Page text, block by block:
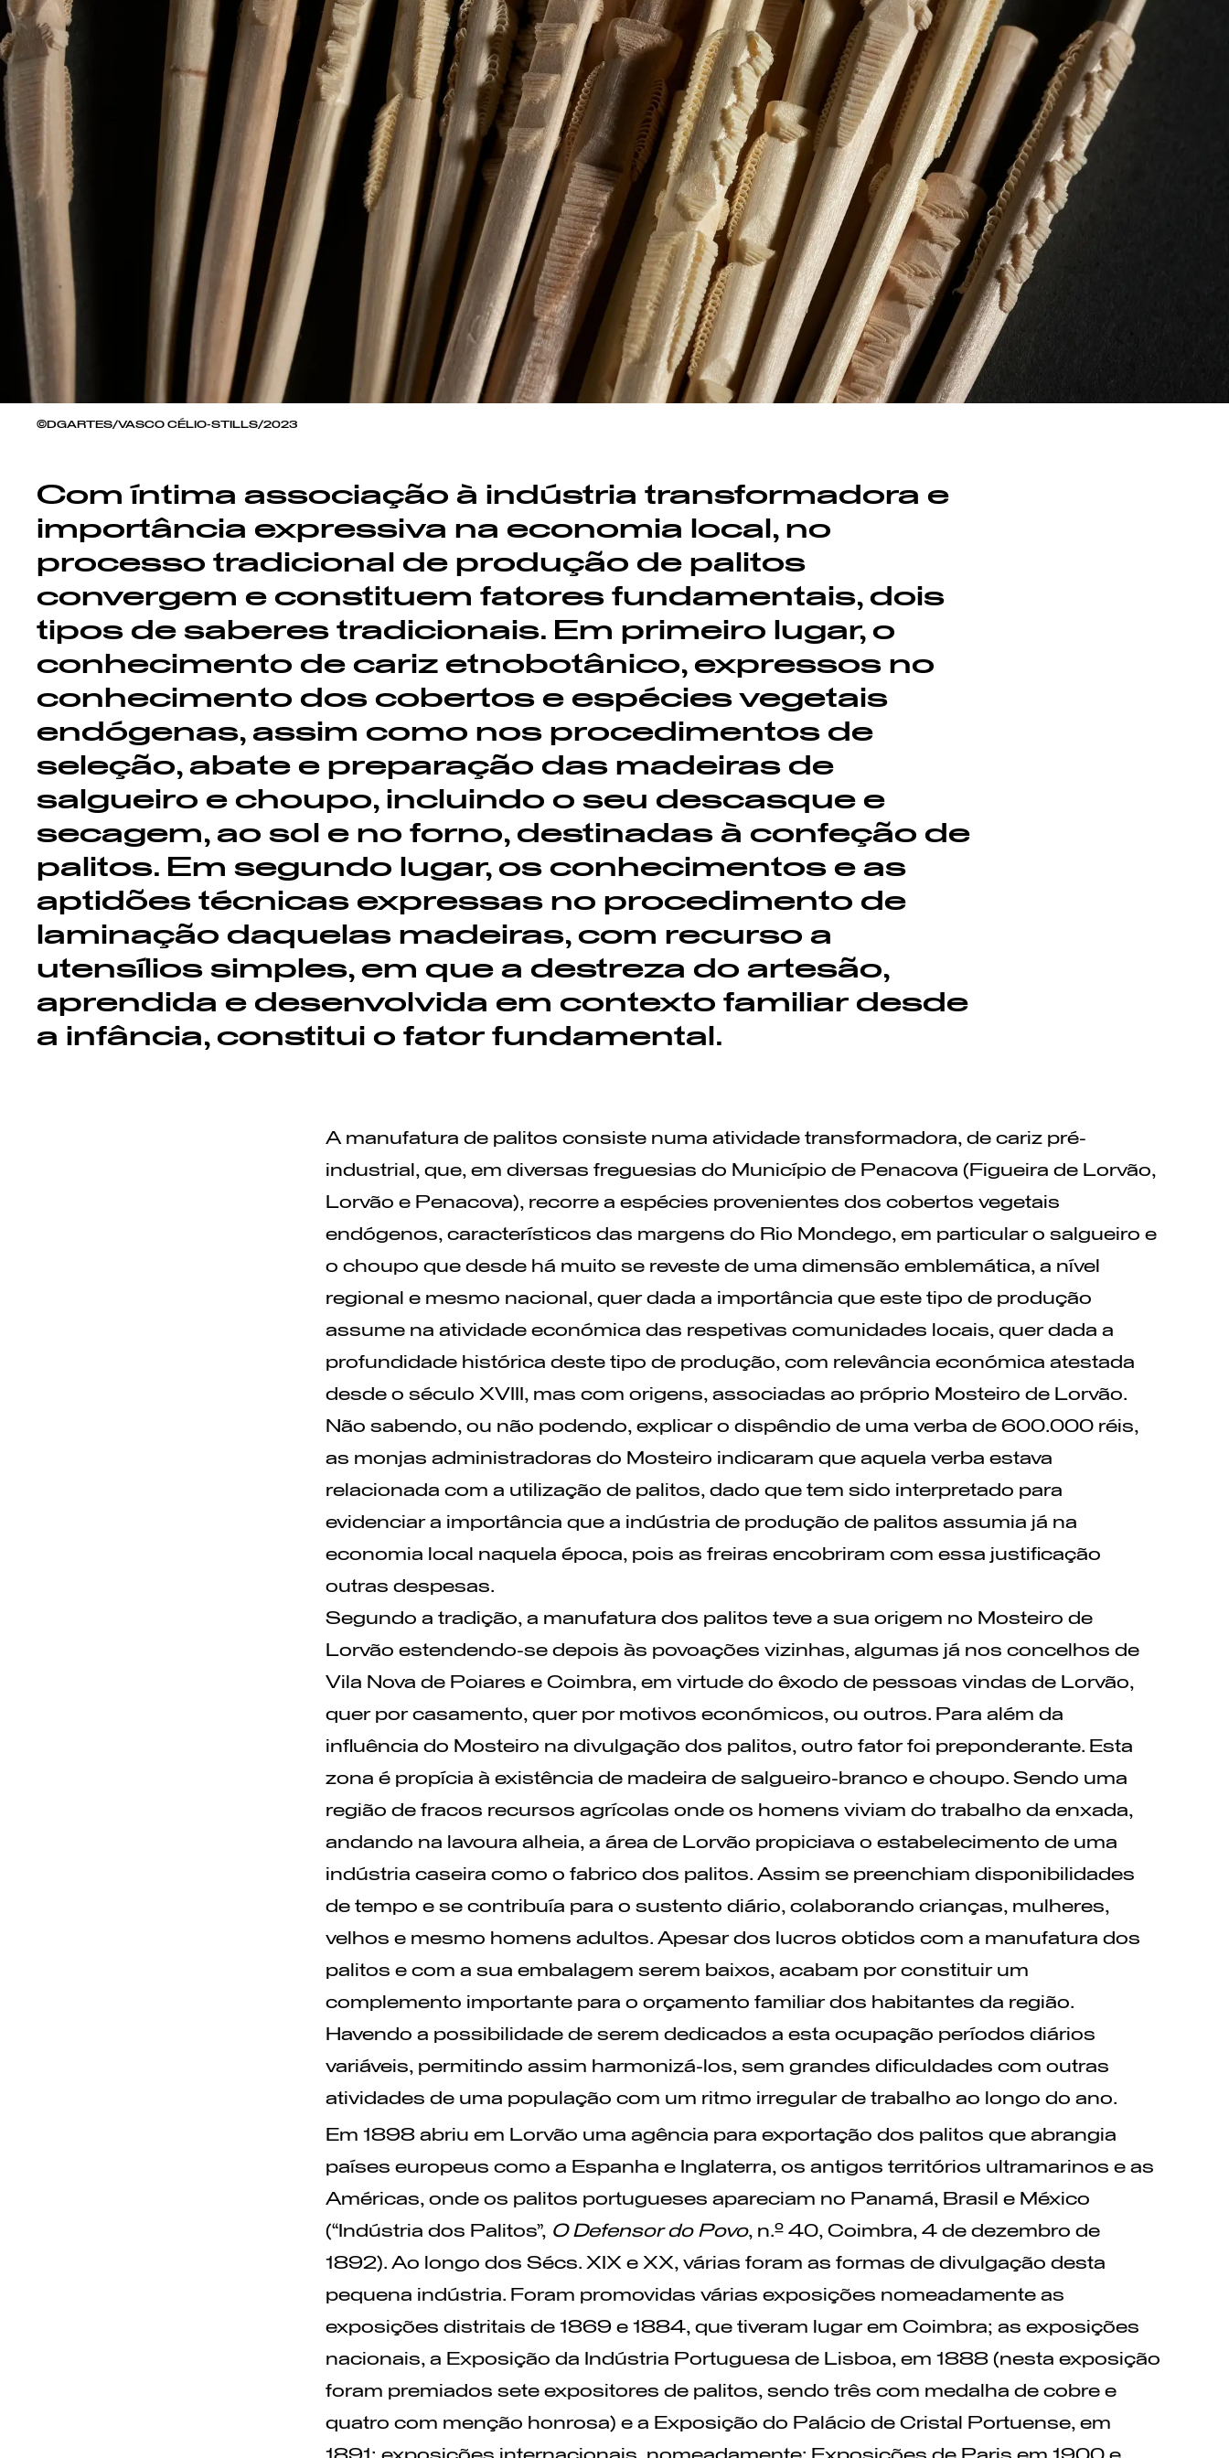
©DGARTES/VASCO CÉLIO-STILLS/2023
Com íntima associação à indústria transformadora e
importância expressiva na economia local, no
processo tradicional de produção de palitos
convergem e constituem fatores fundamentais, dois
tipos de saberes tradicionais. Em primeiro lugar, o
conhecimento de cariz etnobotânico, expressos no
conhecimento dos cobertos e espécies vegetais
endógenas, assim como nos procedimentos de
seleção, abate e preparação das madeiras de
salgueiro e choupo, incluindo o seu descasque e
secagem, ao sol e no forno, destinadas à confeção de
palitos. Em segundo lugar, os conhecimentos e as
aptidões técnicas expressas no procedimento de
laminação daquelas madeiras, com recurso a
utensílios simples, em que a destreza do artesão,
aprendida e desenvolvida em contexto familiar desde
a infância, constitui o fator fundamental.
A manufatura de palitos consiste numa atividade transformadora, de cariz pré-
industrial, que, em diversas freguesias do Município de Penacova (Figueira de Lorvão,
Lorvão e Penacova), recorre a espécies provenientes dos cobertos vegetais
endógenos, característicos das margens do Rio Mondego, em particular o salgueiro e
o choupo que desde há muito se reveste de uma dimensão emblemática, a nível
regional e mesmo nacional, quer dada a importância que este tipo de produção
assume na atividade económica das respetivas comunidades locais, quer dada a
profundidade histórica deste tipo de produção, com relevância económica atestada
desde o século XVIII, mas com origens, associadas ao próprio Mosteiro de Lorvão.
Não sabendo, ou não podendo, explicar o dispêndio de uma verba de 600.000 réis,
as monjas administradoras do Mosteiro indicaram que aquela verba estava
relacionada com a utilização de palitos, dado que tem sido interpretado para
evidenciar a importância que a indústria de produção de palitos assumia já na
economia local naquela época, pois as freiras encobriram com essa justificação
outras despesas.
Segundo a tradição, a manufatura dos palitos teve a sua origem no Mosteiro de
Lorvão estendendo-se depois às povoações vizinhas, algumas já nos concelhos de
Vila Nova de Poiares e Coimbra, em virtude do êxodo de pessoas vindas de Lorvão,
quer por casamento, quer por motivos económicos, ou outros. Para além da
influência do Mosteiro na divulgação dos palitos, outro fator foi preponderante. Esta
zona é propícia à existência de madeira de salgueiro-branco e choupo. Sendo uma
região de fracos recursos agrícolas onde os homens viviam do trabalho da enxada,
andando na lavoura alheia, a área de Lorvão propiciava o estabelecimento de uma
indústria caseira como o fabrico dos palitos. Assim se preenchiam disponibilidades
de tempo e se contribuía para o sustento diário, colaborando crianças, mulheres,
velhos e mesmo homens adultos. Apesar dos lucros obtidos com a manufatura dos
palitos e com a sua embalagem serem baixos, acabam por constituir um
complemento importante para o orçamento familiar dos habitantes da região.
Havendo a possibilidade de serem dedicados a esta ocupação períodos diários
variáveis, permitindo assim harmonizá-los, sem grandes dificuldades com outras
atividades de uma população com um ritmo irregular de trabalho ao longo do ano.
Em 1898 abriu em Lorvão uma agência para exportação dos palitos que abrangia
países europeus como a Espanha e Inglaterra, os antigos territórios ultramarinos e as
Américas, onde os palitos portugueses apareciam no Panamá, Brasil e México
(“Indústria dos Palitos”, O Defensor do Povo, n.º 40, Coimbra, 4 de dezembro de
1892). Ao longo dos Sécs. XIX e XX, várias foram as formas de divulgação desta
pequena indústria. Foram promovidas várias exposições nomeadamente as
exposições distritais de 1869 e 1884, que tiveram lugar em Coimbra; as exposições
nacionais, a Exposição da Indústria Portuguesa de Lisboa, em 1888 (nesta exposição
foram premiados sete expositores de palitos, sendo três com medalha de cobre e
quatro com menção honrosa) e a Exposição do Palácio de Cristal Portuense, em